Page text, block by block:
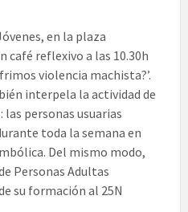
en la plaza
café reflexivo a las 10.30h
violencia machista?’.
interpela la actividad de
las personas usuarias
toda la semana en
Del mismo modo,
Personas Adultas
su formación al 25N